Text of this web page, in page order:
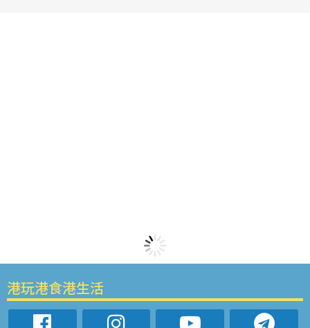
港玩港食港生活